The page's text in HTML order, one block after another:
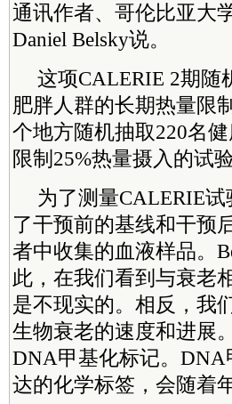
通讯作者、哥伦比亚大
Daniel Belsky说。
这项CALERIE 2期随
肥胖人群的长期热量限
个地方随机抽取220名
限制25%热量摄入的试验
为了测量CALERIE
了干预前的基线和干预
者中收集的血液样品。
此，在我们看到与衰老
是不现实的。相反，我
生物衰老的速度和进展
DNA甲基化标记。
达的化学标签，会随着